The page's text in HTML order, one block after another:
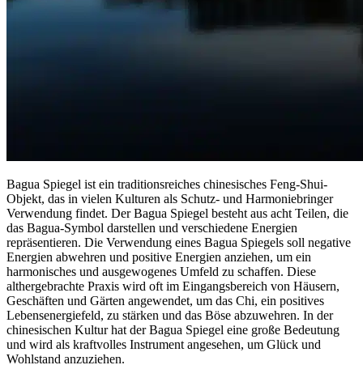
Bagua Spiegel ist ein traditionsreiches chinesisches Feng-Shui-
Objekt, das in vielen Kulturen als Schutz- und Harmoniebringer
Verwendung findet. Der Bagua Spiegel besteht aus acht Teilen, die
das Bagua-Symbol darstellen und verschiedene Energien
repräsentieren. Die Verwendung eines Bagua Spiegels soll negative
Energien abwehren und positive Energien anziehen, um ein
harmonisches und ausgewogenes Umfeld zu schaffen. Diese
althergebrachte Praxis wird oft im Eingangsbereich von Häusern,
Geschäften und Gärten angewendet, um das Chi, ein positives
Lebensenergiefeld, zu stärken und das Böse abzuwehren. In der
chinesischen Kultur hat der Bagua Spiegel eine große Bedeutung
und wird als kraftvolles Instrument angesehen, um Glück und
Wohlstand anzuziehen.